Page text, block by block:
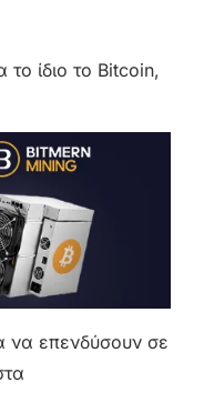
ίδιο το Bitcoin,
να επενδύσουν σε